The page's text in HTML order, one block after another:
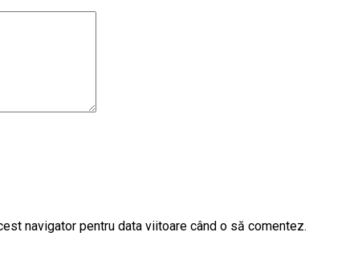
navigator pentru data viitoare când o să comentez.